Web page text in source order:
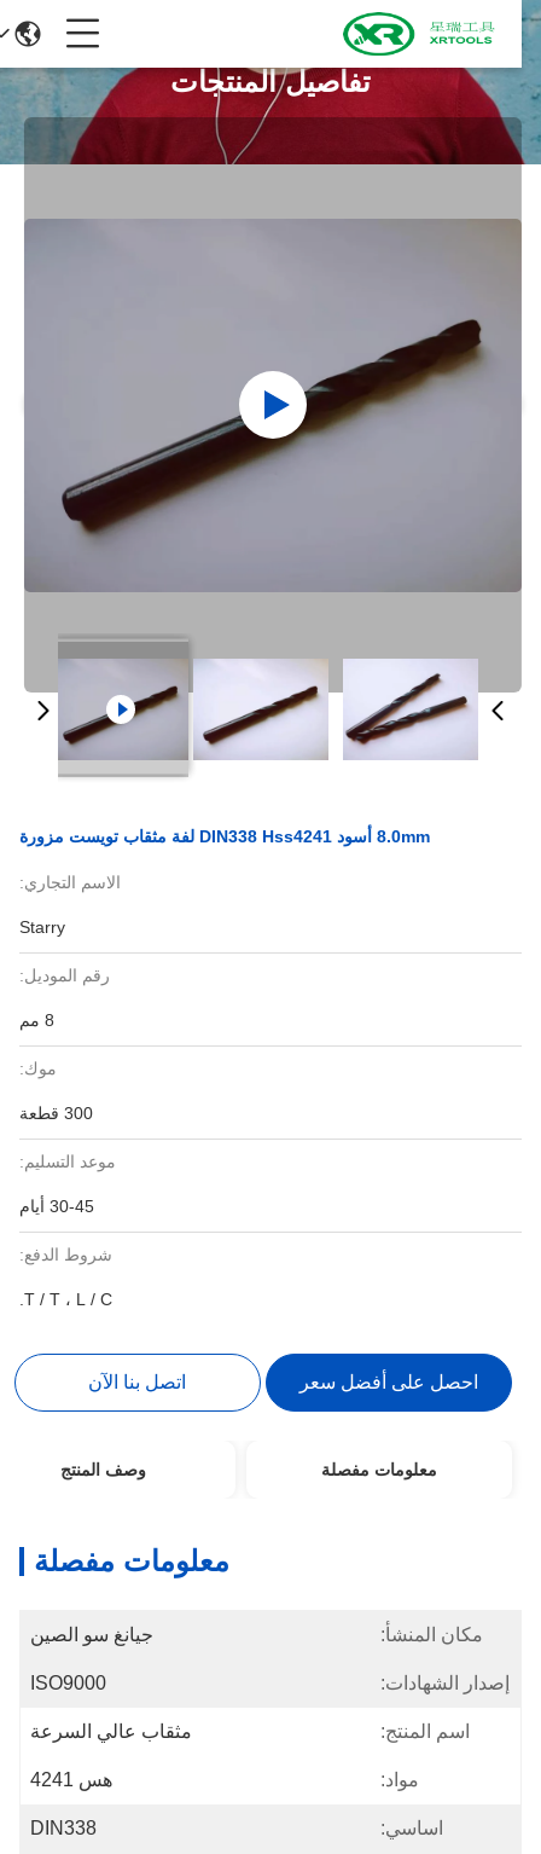
تفاصيل المنتجات
8.0mm أسود DIN338 Hss4241 لفة مثقاب تويست مزورة
الاسم التجاري:
Starry
رقم الموديل:
موك:
300 قطعة
موعد التسليم:
30-45 أيام
شروط الدفع:
T / T ، L / C.
احصل على أفضل سعر اتصل بنا الآن
معلومات مفصلة وصف المنتج
معلومات مفصلة
مكان المنشأ: جيانغ سو الصين
إصدار الشهادات: ISO9000
اسم المنتج: مثقاب عالي السرعة
مواد: هس 4241
اساسي: DIN338